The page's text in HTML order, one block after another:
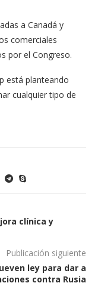
a Canadá y
comerciales
por el Congreso.
está planteando
cualquier tipo de
clínica y
Publicación siguiente
ley para dar a
contra Rusia